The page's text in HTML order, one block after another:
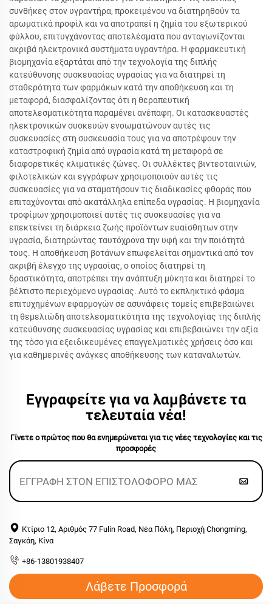
συνθήκες στον υγραντήρα, προκειμένου να διατηρηθούν τα
αρωματικά προφίλ και να αποτραπεί η ζημία του εξωτερικού
φύλλου, επιτυγχάνοντας αποτελέσματα που ανταγωνίζονται
ακριβά ηλεκτρονικά συστήματα υγραντήρα. Η φαρμακευτική
βιομηχανία εξαρτάται από την τεχνολογία της διπλής
κατεύθυνσης συσκευασίας υγρασίας για να διατηρεί τη
σταθερότητα των φαρμάκων κατά την αποθήκευση και τη
μεταφορά, διασφαλίζοντας ότι η θεραπευτική
αποτελεσματικότητα παραμένει ανέπαφη. Οι κατασκευαστές
ηλεκτρονικών συσκευών ενσωματώνουν αυτές τις
συσκευασίες στη συσκευασία τους για να αποτρέψουν την
καταστροφική ζημία από υγρασία κατά τη μεταφορά σε
διαφορετικές κλιματικές ζώνες. Οι συλλέκτες βιντεοταινιών,
φιλοτελικών και εγγράφων χρησιμοποιούν αυτές τις
συσκευασίες για να σταματήσουν τις διαδικασίες φθοράς που
επιταχύνονται από ακατάλληλα επίπεδα υγρασίας. Η βιομηχανία
τροφίμων χρησιμοποιεί αυτές τις συσκευασίες για να
επεκτείνει τη διάρκεια ζωής προϊόντων ευαίσθητων στην
υγρασία, διατηρώντας ταυτόχρονα την υφή και την ποιότητά
τους. Η αποθήκευση βοτάνων επωφελείται σημαντικά από τον
ακριβή έλεγχο της υγρασίας, ο οποίος διατηρεί τη
δραστικότητα, αποτρέπει την ανάπτυξη μύκητα και διατηρεί το
βέλτιστο περιεχόμενο υγρασίας. Αυτό το εκπληκτικό φάσμα
επιτυχημένων εφαρμογών σε ασυνάφεις τομείς επιβεβαιώνει
τη θεμελιώδη αποτελεσματικότητα της τεχνολογίας της διπλής
κατεύθυνσης συσκευασίας υγρασίας και επιβεβαιώνει την αξία
της τόσο για εξειδικευμένες επαγγελματικές χρήσεις όσο και
για καθημερινές ανάγκες αποθήκευσης των καταναλωτών.
Εγγραφείτε για να λαμβάνετε τα
τελευταία νέα!
Γίνετε ο πρώτος που θα ενημερώνεται για τις νέες τεχνολογίες και τις
προσφορές
Κτίριο 12, Αριθμός 77 Fulin Road, Νέα Πόλη, Περιοχή Chongming,
Σαγκάη, Κίνα
+86-13801938407
Λάβετε Προσφορά